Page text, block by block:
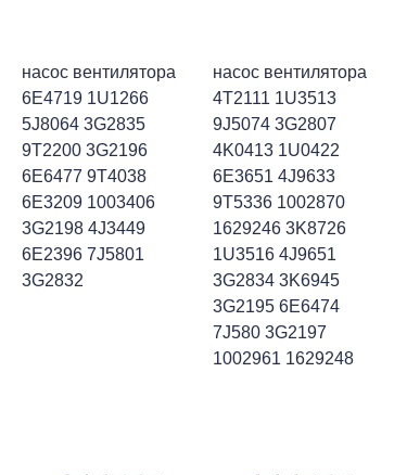
насос вентилятора
6E4719 1U1266
5J8064 3G2835
9T2200 3G2196
6E6477 9T4038
6E3209 1003406
3G2198 4J3449
6E2396 7J5801
3G2832
насос вентилятора
4T2111 1U3513
9J5074 3G2807
4K0413 1U0422
6E3651 4J9633
9T5336 1002870
1629246 3K8726
1U3516 4J9651
3G2834 3K6945
3G2195 6E6474
7J580 3G2197
1002961 1629248